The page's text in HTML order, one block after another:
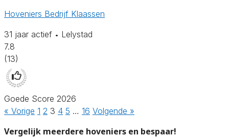
Hoveniers Bedrijf Klaassen
31 jaar actief • Lelystad
7.8
(13)
Goede Score 2026
« Vorige 1 2 3 4 5 … 16 Volgende »
Vergelijk meerdere hoveniers en bespaar!